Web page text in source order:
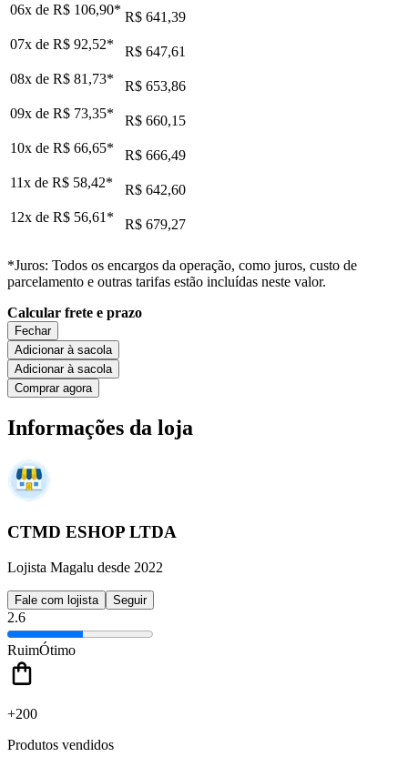
06x de R$ 106,90* R$ 641,39
07x de R$ 92,52*
R$ 647,61
08x de R$ 81,73*
R$ 653,86
09x de R$ 73,35*
R$ 660,15
10x de R$ 66,65*
R$ 666,49
11x de R$ 58,42*
R$ 642,60
12x de R$ 56,61 * R$ 679,27
*Juros: Todos os encargos da operação, como juros, custo de
parcelamento e outras tarifas estão incluídas neste valor.
Calcular frete e prazo
Fechar
Adicionar à sacola
Adicionar à sacola
Comprar agora
Informações da loja
CTMD ESHOP LTDA
Lojista Magalu desde 2022
Fale com lojista Seguir
2.6
RuimÓtimo
+200
Produtos vendidos